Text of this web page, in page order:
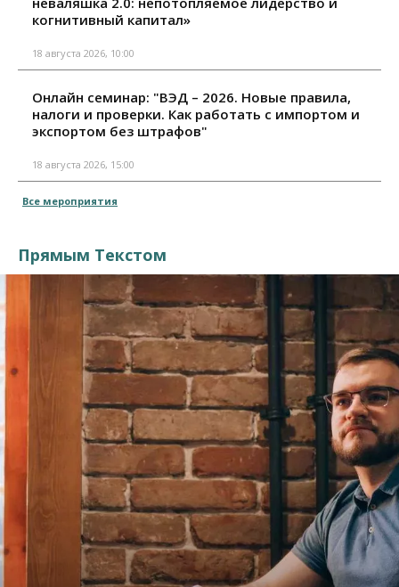
когнитивный капитал»
18 августа 2026, 10:00
Онлайн семинар: "ВЭД – 2026. Новые правила,
налоги и проверки. Как работать с импортом и
экспортом без штрафов"
18 августа 2026, 15:00
Все мероприятия
Прямым Текстом